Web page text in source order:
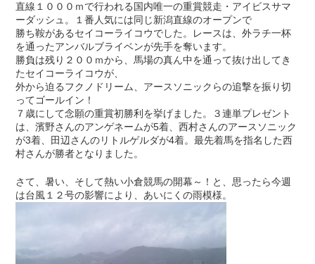
直線１０００ｍで行われる国内唯一の重賞競走・アイビスサマ
ーダッシュ。１番人気には同じ新潟直線のオープンで
勝ち鞍があるセイコーライコウでした。レースは、外ラチ一杯
を通ったアンバルブライベンが先手を奪います。
勝負は残り２００ｍから、馬場の真ん中を通って抜け出してき
たセイコーライコウが、
外から迫るフクノドリーム、アースソニックらの追撃を振り切
ってゴールイン！
７歳にして念願の重賞初勝利を挙げました。３連単プレゼント
は、濱野さんのアンゲネームが5着、西村さんのアースソニック
が3着、田辺さんのリトルゲルダが4着。最先着馬を指名した西
村さんが勝者となりました。
さて、暑い、そして熱い小倉競馬の開幕～！と、思ったら今週
は台風１２号の影響により、あいにくの雨模様。